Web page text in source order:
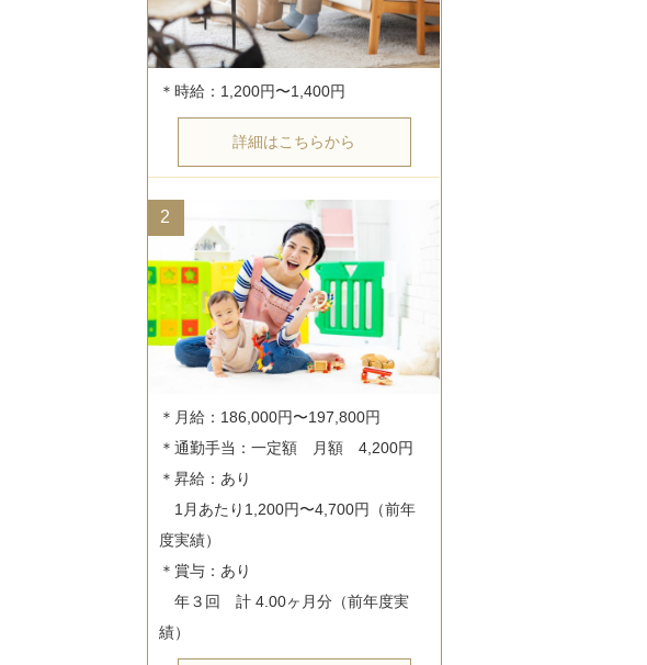
詳細はこちらから
2
＊月給：186,000円〜197,800円
＊通勤手当：一定額　月額　4,200円
＊昇給：あり
1月あたり1,200円〜4,700円（前年
度実績）
＊賞与：あり
年３回　計 4.00ヶ月分（前年度実